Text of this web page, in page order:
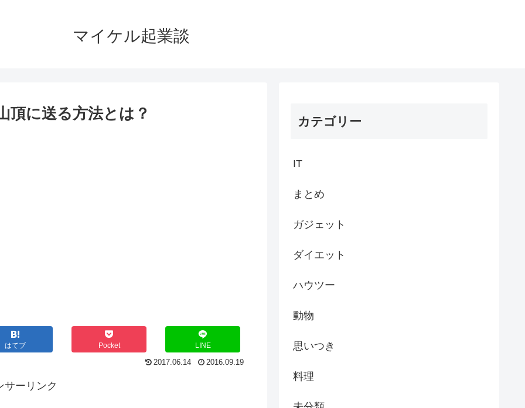
マイケル起業談
頂に送る方法とは？
はてブ Pocket LINE
2017.06.14 2016.09.19
サーリンク
カテゴリー
IT
まとめ
ガジェット
ダイエット
ハウツー
動物
思いつき
料理